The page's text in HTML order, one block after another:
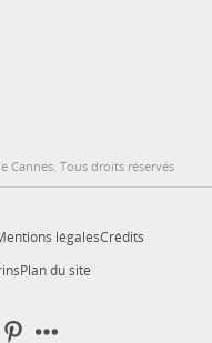
Cannes. Tous droits réservés
légalesCrédits
Plan du site